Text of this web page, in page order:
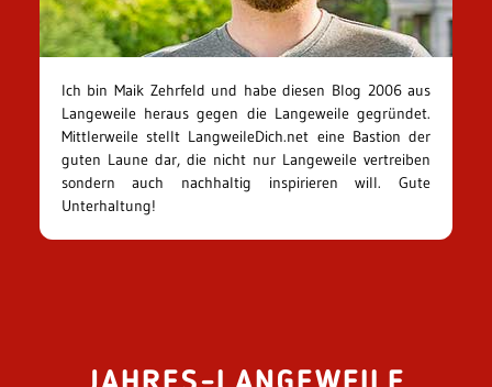
Ich bin Maik Zehrfeld und habe diesen Blog 2006 aus
Langeweile heraus gegen die Langeweile gegründet.
Mittlerweile stellt LangweileDich.net eine Bastion der
guten Laune dar, die nicht nur Langeweile vertreiben
sondern auch nachhaltig inspirieren will. Gute
Unterhaltung!